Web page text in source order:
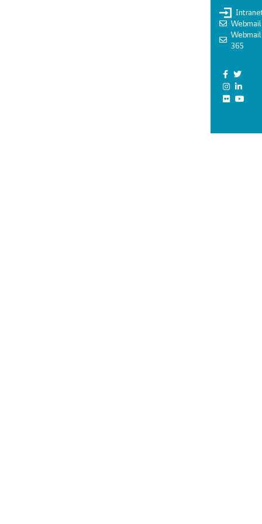
Webmail
Webmail
365